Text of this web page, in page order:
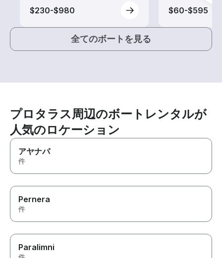
$230-$980
$60-$595
全てのボートを見る
プロタラス周辺のボートレンタルが
人気のロケーション
アヤナパ
件
Pernera
件
Paralimni